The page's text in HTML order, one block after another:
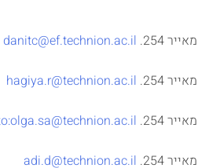
מאייר 254. danitc@ef.technion.ac.il
מאייר 254. hagiya.r@technion.ac.il
מאייר 254.
מאייר 254. adi.d@technion.ac.il